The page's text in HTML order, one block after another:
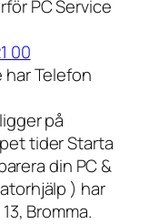
PC Service
00
har Telefon
på
tider Starta
din PC &
) har
Bromma.